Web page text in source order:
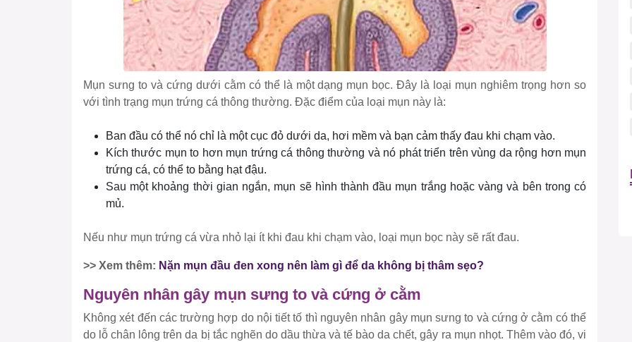
Mụn sưng to và cứng dưới cằm có thể là một dạng mụn bọc. Đây là loại mụn nghiêm trọng hơn so
với tình trạng mụn trứng cá thông thường. Đặc điểm của loại mụn này là:
Ban đầu có thể nó chỉ là một cục đỏ dưới da, hơi mềm và bạn cảm thấy đau khi chạm vào.
Kích thước mụn to hơn mụn trứng cá thông thường và nó phát triển trên vùng da rộng hơn mụn
trứng cá, có thể to bằng hạt đậu.
Sau một khoảng thời gian ngắn, mụn sẽ hình thành đầu mụn trắng hoặc vàng và bên trong có
mủ.
Nếu như mụn trứng cá vừa nhỏ lại ít khi đau khi chạm vào, loại mụn bọc này sẽ rất đau.
>> Xem thêm: Nặn mụn đầu đen xong nên làm gì để da không bị thâm sẹo?
Nguyên nhân gây mụn sưng to và cứng ở cằm
Không xét đến các trường hợp do nội tiết tố thì nguyên nhân gây mụn sưng to và cứng ở cằm có thể
do lỗ chân lông trên da bị tắc nghẽn do dầu thừa và tế bào da chết, gây ra mụn nhọt. Thêm vào đó, vi